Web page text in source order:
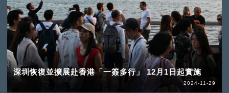
深圳恢復並擴展赴香港「一簽多行」 12月1日起實施
2024-11-29